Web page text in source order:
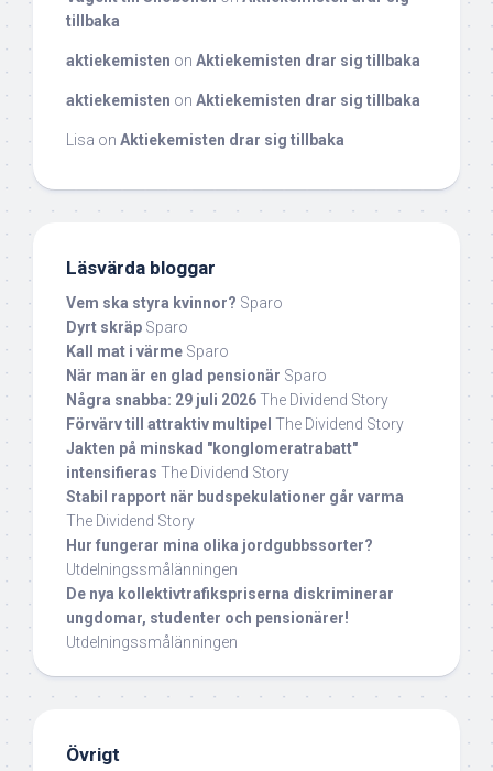
tillbaka
aktiekemisten on Aktiekemisten drar sig tillbaka
aktiekemisten on Aktiekemisten drar sig tillbaka
Lisa on Aktiekemisten drar sig tillbaka
Läsvärda bloggar
Vem ska styra kvinnor? Sparo
Dyrt skräp Sparo
Kall mat i värme Sparo
När man är en glad pensionär Sparo
Några snabba: 29 juli 2026The Dividend Story
Förvärv till attraktiv multipel The Dividend Story
Jakten på minskad "konglomeratrabatt"
intensifieras The Dividend Story
Stabil rapport när budspekulationer går varma
The Dividend Story
Hur fungerar mina olika jordgubbssorter?
Utdelningssmålänningen
De nya kollektivtrafikspriserna diskriminerar
ungdomar, studenter och pensionärer!
Utdelningssmålänningen
Övrigt